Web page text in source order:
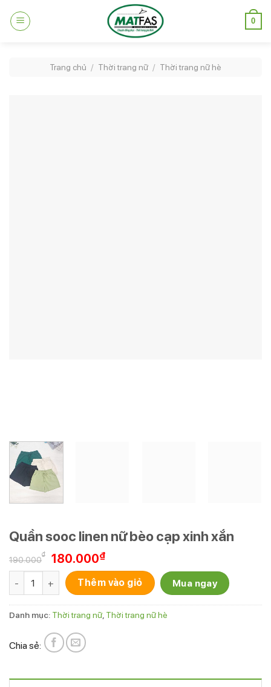
0
Trang chủ / Thời trang nữ / Thời trang nữ hè
Quần sooc linen nữ bèo cạp xinh xắn
190.000
₫
Giá
gốc
là:
190.000₫.
180.000₫
hiện
tại
là:
180.000₫.
Quần sooc linen nữ bèo cạp xinh xắn số lượng
Thêm vào giỏ Mua ngay
Danh mục: Thời trang nữ, Thời trang nữ hè
Chia sẻ: